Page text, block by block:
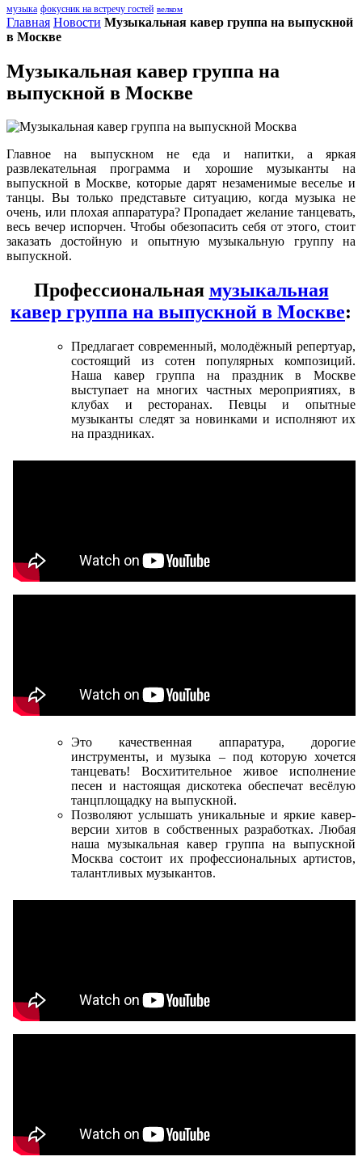
музыка фокусник на встречу гостей велком
Главная Новости Музыкальная кавер группа на выпускной
в Москве
Музыкальная кавер группа на
выпускной в Москве
Главное на выпускном не еда и напитки, а яркая
развлекательная программа и хорошие музыканты на
выпускной в Москве, которые дарят незаменимые веселье и
танцы. Вы только представьте ситуацию, когда музыка не
очень, или плохая аппаратура? Пропадает желание танцевать,
весь вечер испорчен. Чтобы обезопасить себя от этого, стоит
заказать достойную и опытную музыкальную группу на
выпускной.
Профессиональная музыкальная
кавер группа на выпускной в Москве:
Предлагает современный, молодёжный репертуар,
состоящий из сотен популярных композиций.
Наша кавер группа на праздник в Москве
выступает на многих частных мероприятиях, в
клубах и ресторанах. Певцы и опытные
музыканты следят за новинками и исполняют их
на праздниках.
Это качественная аппаратура, дорогие
инструменты, и музыка – под которую хочется
танцевать! Восхитительное живое исполнение
песен и настоящая дискотека обеспечат весёлую
танцплощадку на выпускной.
Позволяют услышать уникальные и яркие кавер-
версии хитов в собственных разработках. Любая
наша музыкальная кавер группа на выпускной
Москва состоит их профессиональных артистов,
талантливых музыкантов.